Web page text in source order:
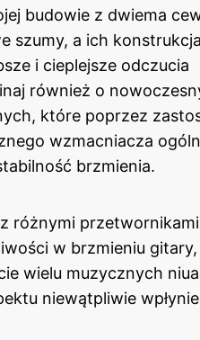
budowie z dwiema
szumy, a ich
i cieplejsze odczucia
również o
które poprzez
wzmacniacza
brzmienia.
różnymi
w brzmieniu gitary,
wielu muzycznych
niewątpliwie